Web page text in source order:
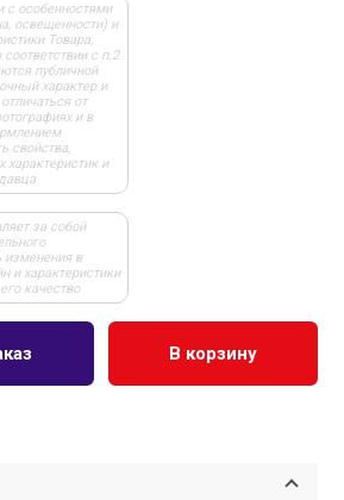
с особенностями
освещенности) и
Товара,
с п.2
публичной
характер и
от
и в
свойства,
характеристик и
за собой
изменения в
и характеристики
качество
В корзину